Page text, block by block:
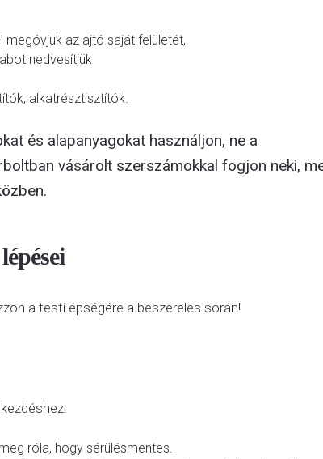
megóvjuk az ajtó saját felületét,
nedvesítjük
alkatrésztisztítók.
és alapanyagokat használjon, ne a
vásárolt szerszámokkal fogjon neki,
a testi épségére a beszerelés során!
róla, hogy sérülésmentes.